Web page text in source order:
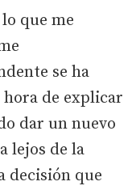
que me
se ha
hora de explicar
dar un nuevo
lejos de la
decisión que